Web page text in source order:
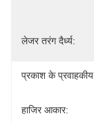
लेजर तरंग दैर्ध्य:
प्रकाश के
हाजिर आकार: